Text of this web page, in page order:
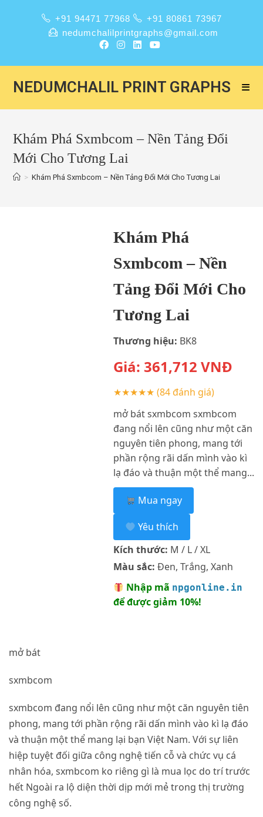
+91 94471 77968
+91 80861 73967
nedumchalilprintgraphs@gmail.com
NEDUMCHALIL PRINT GRAPHS
Khám Phá Sxmbcom – Nền Tảng Đổi
Mới Cho Tương Lai
> Khám Phá Sxmbcom – Nền Tảng Đổi Mới Cho Tương Lai
Khám Phá
Sxmbcom – Nền
Tảng Đổi Mới Cho
Tương Lai
Thương hiệu: BK8
Giá: 361,712 VNĐ
★★★★★ (84 đánh giá)
mở bát sxmbcom sxmbcom
đang nổi lên cũng như một căn
nguyên tiên phong, mang tới
phần rộng rãi dấn mình vào kì
lạ đáo và thuận một thể mang...
Mua ngay
Yêu thích
Kích thước: M / L / XL
Màu sắc: Đen, Trắng, Xanh
Nhập mã npgonline.in
để được giảm 10%!
mở bát
sxmbcom
sxmbcom đang nổi lên cũng như một căn nguyên tiên
phong, mang tới phần rộng rãi dấn mình vào kì lạ đáo
và thuận một thể mang lại bạn Việt Nam. Với sự liên
hiệp tuyệt đối giữa công nghệ tiến cỗ và chức vụ cá
nhân hóa, sxmbcom ko riêng gì là mua lọc do trí trước
hết Ngoài ra lộ diện thời dịp mới mẻ trong thị trường
công nghệ số.